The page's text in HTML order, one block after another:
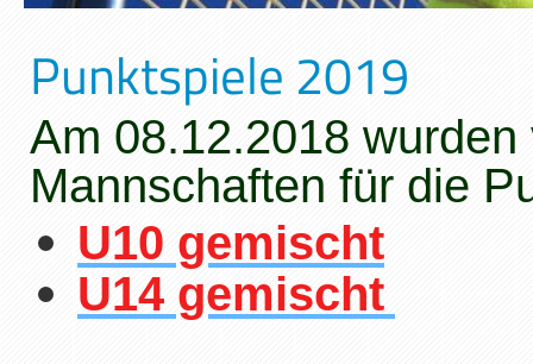
Punktspiele 2019
Am 08.12.2018
Mannschaften für die
U10 gemischt
U14 gemischt